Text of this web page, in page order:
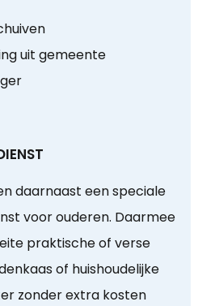
uit gemeente
daarnaast een speciale
voor ouderen. Daarmee
praktische of verse
of huishoudelijke
zonder extra kosten